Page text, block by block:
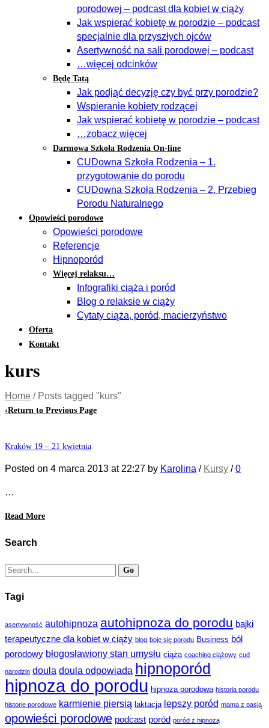
porodowej – podcast dla kobiet w ciąży
Jak wspierać kobietę w porodzie – podcast
specjalnie dla przyszłych ojców
Asertywność na sali porodowej – podcast
…więcej odcinków
Będę Tatą
Jak podjąć decyzję czy być przy porodzie?
Wspieranie kobiety rodzącej
Jak wspierać kobietę w porodzie – podcast
…zobacz więcej
Darmowa Szkoła Rodzenia On-line
CUDowna Szkoła Rodzenia – 1.
przygotowanie do porodu
CUDowna Szkoła Rodzenia – 2. Przebieg
Porodu Naturalnego
Opowieści porodowe
Opowieści porodowe
Referencje
Hipnoporód
Więcej relaksu…
Infografiki ciąża i poród
Blog o relaksie w ciąży
Cytaty ciąża, poród, macierzyństwo
Oferta
Kontakt
kurs
Home / Posts tagged "kurs"
‹Return to Previous Page
Kraków 19 – 21 kwietnia
Posted on 4 marca 2013 at 22:27 by Karolina / Kursy /0
…
Read More
Search
Tagi
asertywność autohipnoza autohipnoza do porodu bajki
terapeutyczne dla kobiet w ciąży blog boje się porodu Business ból
porodowy błogosławiony stan umysłu ciąża coaching ciążowy cud
narodzin doula doula odpowiada hipnoporód
hipnoza do porodu hipnoza porodowa historia porodu
historie porodowe karmienie piersią laktacja lepszy poród mama z pasją
opowieści porodowe podcast poród poród z hipnozą